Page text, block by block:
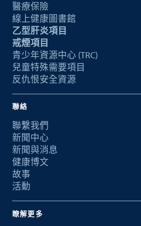
醫療保險
線上健康圖書館
乙型肝炎項目
戒煙項目
青少年資源中心 (TRC)
兒童特殊需要項目
反仇恨安全資源
聯絡
聯繫我們
新聞中心
新聞與消息
健康博文
故事
活動
瞭解更多